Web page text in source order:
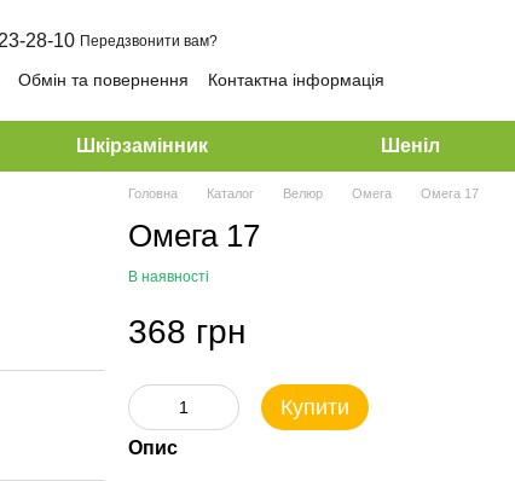
28-10 Передзвонити вам?
Обмін та повернення Контактна інформація
Шкірзамінник Шеніл
Головна Каталог Велюр Омега Омега 17
Омега 17
В наявності
368 грн
Купити
Опис